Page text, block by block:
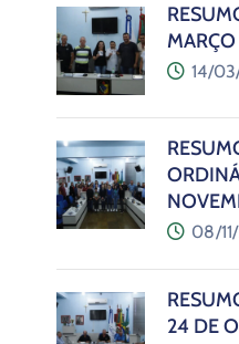
14/
08/
24 DE